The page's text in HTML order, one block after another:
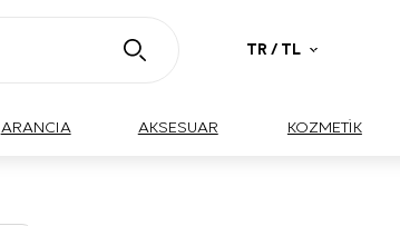
TR / TL
ARANCIA AKSESUAR KOZMETİK